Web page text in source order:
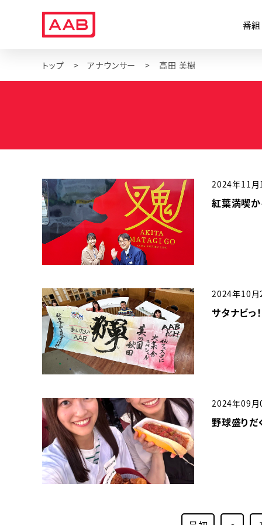
番組
トップ アナウンサー 高田 美樹
2024年11
紅葉満喫
2024年10
サタナビっ
2024年09
野球盛りだ